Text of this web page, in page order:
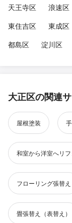
天王寺区
浪速区
東住吉区
東成区
都島区
淀川区
大正区の関連
屋根塗装
和室から洋室へリ
フローリング張替え
畳張替え（表替え）